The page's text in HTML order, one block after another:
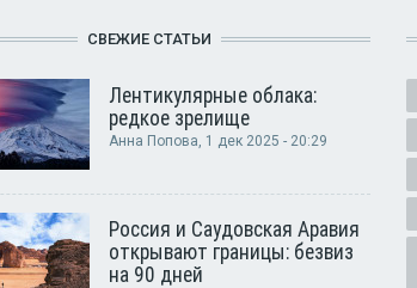
СВЕЖИЕ СТАТЬИ
Лентикулярные облака:
редкое зрелище
Анна Попова, 1 дек 2025 - 20:29
Россия и Саудовская Аравия
открывают границы: безвиз
на 90 дней